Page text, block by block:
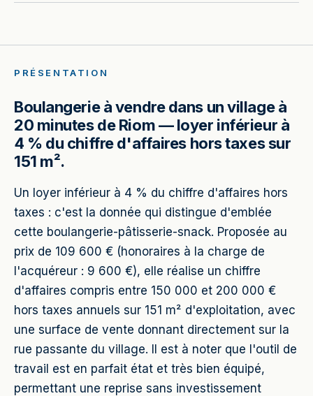
PRÉSENTATION
Boulangerie à vendre dans un village à
20 minutes de Riom — loyer inférieur à
4 % du chiffre d'affaires hors taxes sur
151 m².
Un loyer inférieur à 4 % du chiffre d'affaires hors
taxes : c'est la donnée qui distingue d'emblée
cette boulangerie-pâtisserie-snack. Proposée au
prix de 109 600 € (honoraires à la charge de
l'acquéreur : 9 600 €), elle réalise un chiffre
d'affaires compris entre 150 000 et 200 000 €
hors taxes annuels sur 151 m² d'exploitation, avec
une surface de vente donnant directement sur la
rue passante du village. Il est à noter que l'outil de
travail est en parfait état et très bien équipé,
permettant une reprise sans investissement